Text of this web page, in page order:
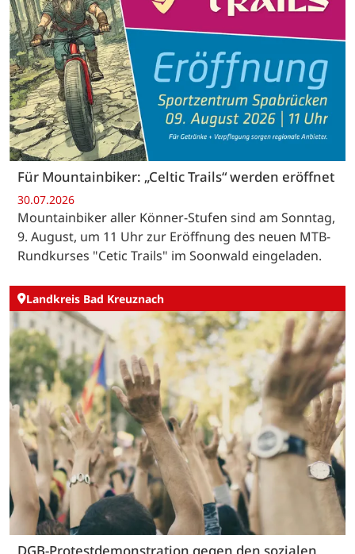
Für Mountainbiker: „Celtic Trails“ werden eröffnet
30.07.2026
Mountainbiker aller Könner-Stufen sind am Sonntag,
9. August, um 11 Uhr zur Eröffnung des neuen MTB-
Rundkurses "Cetic Trails" im Soonwald eingeladen.
Landkreis Bad Kreuznach